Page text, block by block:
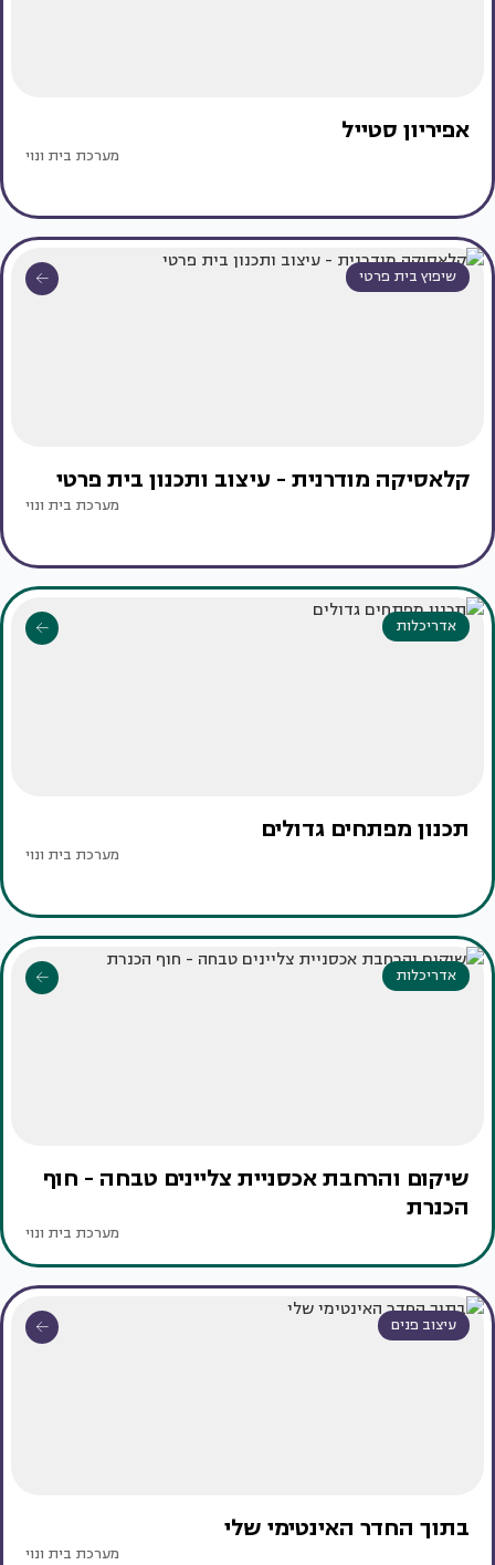
אפיריון סטייל
מערכת בית ונוי
שיפוץ בית פרטי
קלאסיקה מודרנית - עיצוב ותכנון בית פרטי
מערכת בית ונוי
אדריכלות
תכנון מפתחים גדולים
מערכת בית ונוי
אדריכלות
שיקום והרחבת אכסניית צליינים טבחה - חוף
הכנרת
מערכת בית ונוי
עיצוב פנים
בתוך החדר האינטימי שלי
מערכת בית ונוי